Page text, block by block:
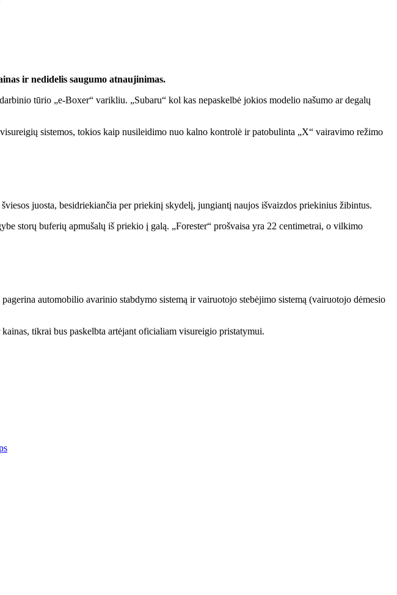
ir nedidelis saugumo atnaujinimas.
tūrio „e-Boxer“ varikliu. „Subaru“ kol kas nepaskelbė jokios modelio našumo ar degalų
sistemos, tokios kaip nusileidimo nuo kalno kontrolė ir patobulinta „X“ vairavimo režimo
juosta, besidriekiančia per priekinį skydelį, jungiantį naujos išvaizdos priekinius žibintus.
storų buferių apmušalų iš priekio į galą. „Forester“ prošvaisa yra 22 centimetrai, o vilkimo
automobilio avarinio stabdymo sistemą ir vairuotojo stebėjimo sistemą (vairuotojo dėmesio
tikrai bus paskelbta artėjant oficialiam visureigio pristatymui.